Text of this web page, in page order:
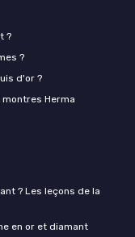
?
?
d'or ?
Herma
? Les leçons de la
en or et diamant